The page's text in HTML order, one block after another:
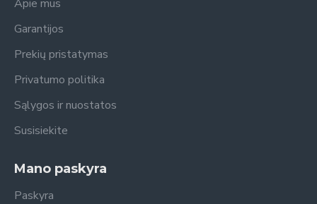
Apie mus
Garantijos
Prekių pristatymas
Privatumo politika
Sąlygos ir nuostatos
Susisiekite
Mano paskyra
Paskyra